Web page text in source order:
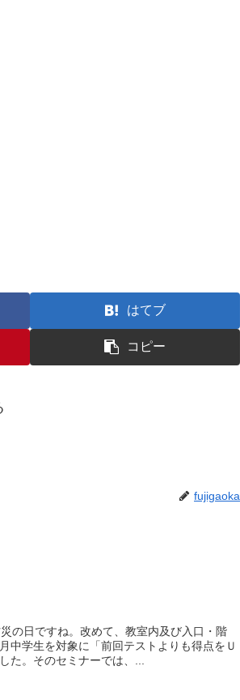
はてブ
コピー
fujigaoka
の日ですね。改めて、教室内及び入口・階
中学生を対象に「前回テストよりも得点をＵ
た。そのセミナーでは、...